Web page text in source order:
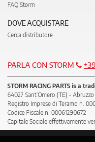
FAQ Storm
DOVE ACQUISTARE
Cerca distributore
PARLA CON STORM
STORM RACING PARTS is a
64027 Sant’Omero (TE) -
Registro Imprese di Teramo n.
Codice Fiscale n. 00061290672
Capitale Sociale effettivamente